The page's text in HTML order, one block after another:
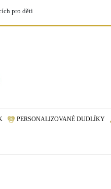
pro děti
PERSONALIZOVANÉ DUDLÍKY